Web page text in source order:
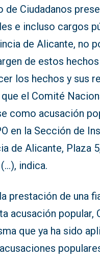
de Ciudadanos
e incluso cargos
de Alicante, no
de estos
los hechos y sus
el Comité
como acusación
en la Sección de
de Alicante, Plaza
indica.
prestación de una
acusación popular,
que ya ha sido